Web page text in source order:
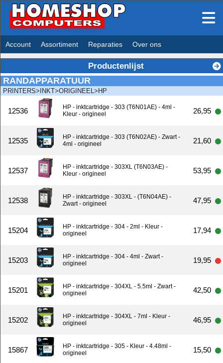
Account Assortiment Reparaties Over ons
Productenlijst
RANDAPPARATUUR
PRINTERS>INKT>ORIGINEEL>HP
12536
HP - inktcartridge - 303 (T6N01AE) - 4ml -
Kleur - origineel
26,95
12535
HP - inktcartridge - 303 (T6N02AE) - Zwart -
4ml - origineel
21,60
12537
HP - inktcartridge - 303XL (T6N03AE) -
Kleur - origineel
53,95
12538
HP - inktcartridge - 303XL - (T6N04AE) -
Zwart - origineel
47,95
15204
HP - inktcartridge - 304 - 2ml - Kleur -
origineel
17,94
15203
HP - inktcartridge - 304 - 4ml - Zwart -
origineel
19,95
15201
HP - inktcartridge - 304XL - 5.5ml - Zwart -
origineel
42,50
15202
HP - inktcartridge - 304XL - 7ml - Kleur -
origineel
46,95
15867
HP - inktcartridge - 305 - Kleur - 4.48ml -
origineel
15,50